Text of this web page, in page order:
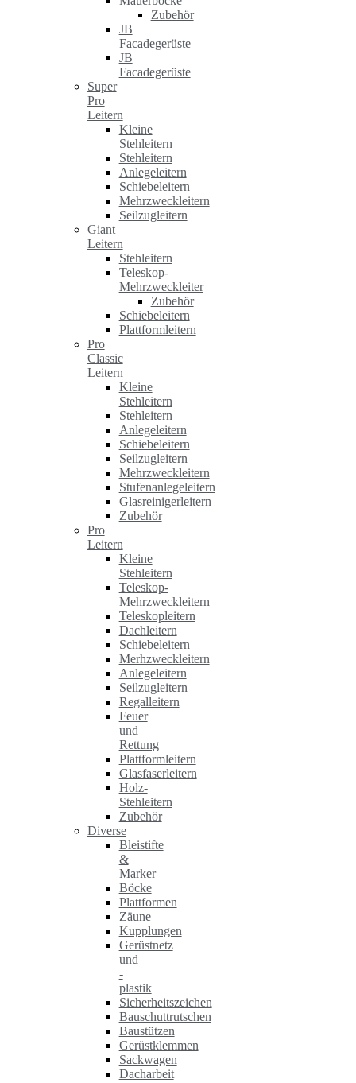
Zubehör
JB
Facadegerüste
JB
Facadegerüste
Super
Pro
Leitern
Kleine
Stehleitern
Stehleitern
Anlegeleitern
Schiebeleitern
Mehrzweckleitern
Seilzugleitern
Giant
Leitern
Stehleitern
Teleskop-
Mehrzweckleiter
Zubehör
Schiebeleitern
Plattformleitern
Pro
Classic
Leitern
Kleine
Stehleitern
Stehleitern
Anlegeleitern
Schiebeleitern
Seilzugleitern
Mehrzweckleitern
Stufenanlegeleitern
Glasreinigerleitern
Zubehör
Pro
Leitern
Kleine
Stehleitern
Teleskop-
Mehrzweckleitern
Teleskopleitern
Dachleitern
Schiebeleitern
Merhzweckleitern
Anlegeleitern
Seilzugleitern
Regalleitern
Feuer
und
Rettung
Plattformleitern
Glasfaserleitern
Holz-
Stehleitern
Zubehör
Diverse
Bleistifte
&
Marker
Böcke
Plattformen
Zäune
Kupplungen
Gerüstnetz
und
-
plastik
Sicherheitszeichen
Bauschuttrutschen
Baustützen
Gerüstklemmen
Sackwagen
Dacharbeit